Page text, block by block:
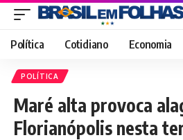
Política Cotidiano Economia
POLÍTICA
Maré alta provoca
Florianópolis nesta